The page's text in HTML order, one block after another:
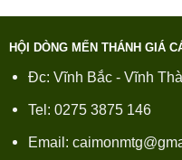
HỘI DÒNG MẾN THÁNH GIÁ
Đc: Vĩnh Bắc - Vĩnh
Tel: 0275 3875 146
Email: